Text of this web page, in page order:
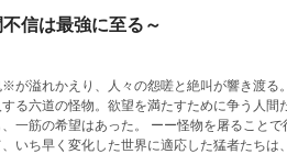
信は最強に至る～